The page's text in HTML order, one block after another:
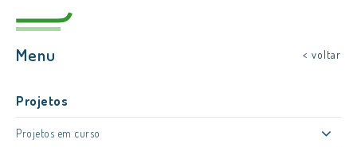
Menu < voltar
Projetos
Projetos em curso